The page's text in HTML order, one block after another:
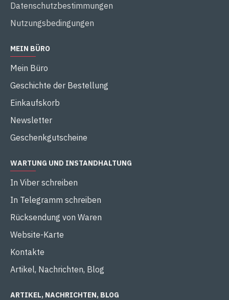
Datenschutzbestimmungen
Nutzungsbedingungen
MEIN BÜRO
Mein Büro
Geschichte der Bestellung
Einkaufskorb
Newsletter
Geschenkgutscheine
WARTUNG UND INSTANDHALTUNG
In Viber schreiben
In Telegramm schreiben
Rücksendung von Waren
Website-Karte
Kontakte
Artikel, Nachrichten, Blog
ARTIKEL, NACHRICHTEN, BLOG